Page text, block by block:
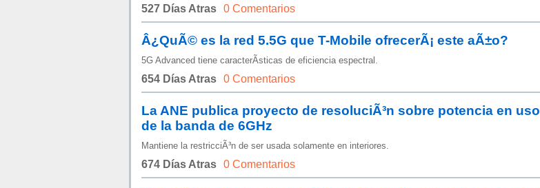
527 Días Atras 0 Comentarios
Â¿QuÃ© es la red 5.5G que T-Mobile ofrecerÃ¡ este aÃ±o?
5G Advanced tiene caracterÃ­sticas de eficiencia espectral.
654 Días Atras 0 Comentarios
La ANE publica proyecto de resoluciÃ³n sobre potencia en uso
de la banda de 6GHz
Mantiene la restricciÃ³n de ser usada solamente en interiores.
674 Días Atras 0 Comentarios